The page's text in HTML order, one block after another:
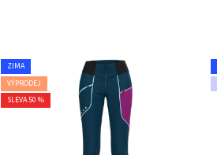
ZIMA
VÝPRODEJ
SLEVA 50 %